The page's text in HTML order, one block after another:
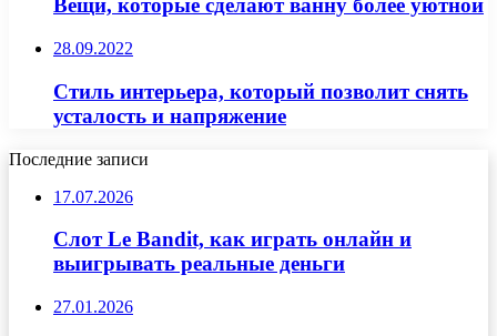
Вещи, которые сделают ванну более уютной
28.09.2022
Стиль интерьера, который позволит снять
усталость и напряжение
Последние записи
17.07.2026
Слот Le Bandit, как играть онлайн и
выигрывать реальные деньги
27.01.2026